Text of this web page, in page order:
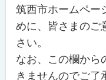
筑西市ホームペー
めに、皆さまのご
さい。
なお、この欄から
きませんのでご了